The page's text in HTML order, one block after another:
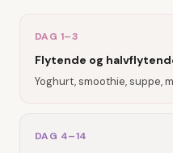
DAG 1–3
Flytende og
Yoghurt, smoothie, suppe,
DAG 4–14